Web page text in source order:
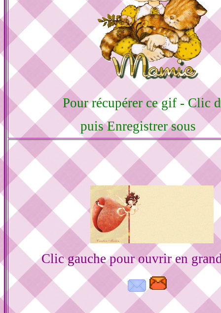
Pour récupérer ce gif - Clic
puis Enregistrer sous
Clic gauche pour ouvrir en